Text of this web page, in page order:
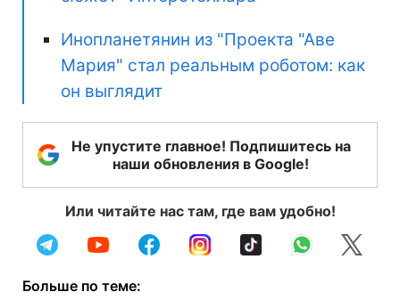
Инопланетянин из "Проекта "Аве
Мария" стал реальным роботом: как
он выглядит
Не упустите главное! Подпишитесь на
наши обновления в Google!
Или читайте нас там, где вам удобно!
Больше по теме: